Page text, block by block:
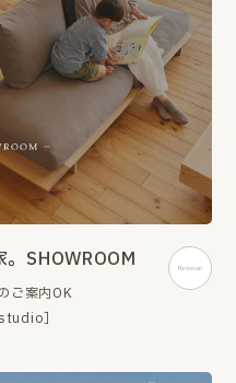
。SHOWROOM
ご案内OK
］